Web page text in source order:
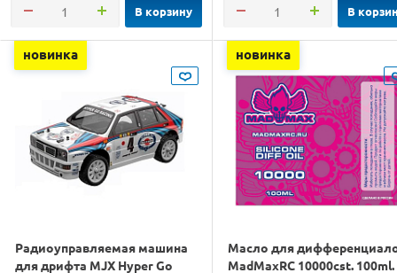
В корзину В
новинка
Радиоуправляемая машина
для дрифта MJX Hyper Go
новинка
Масло для
MadMaxRC 10000cst. 100ml.